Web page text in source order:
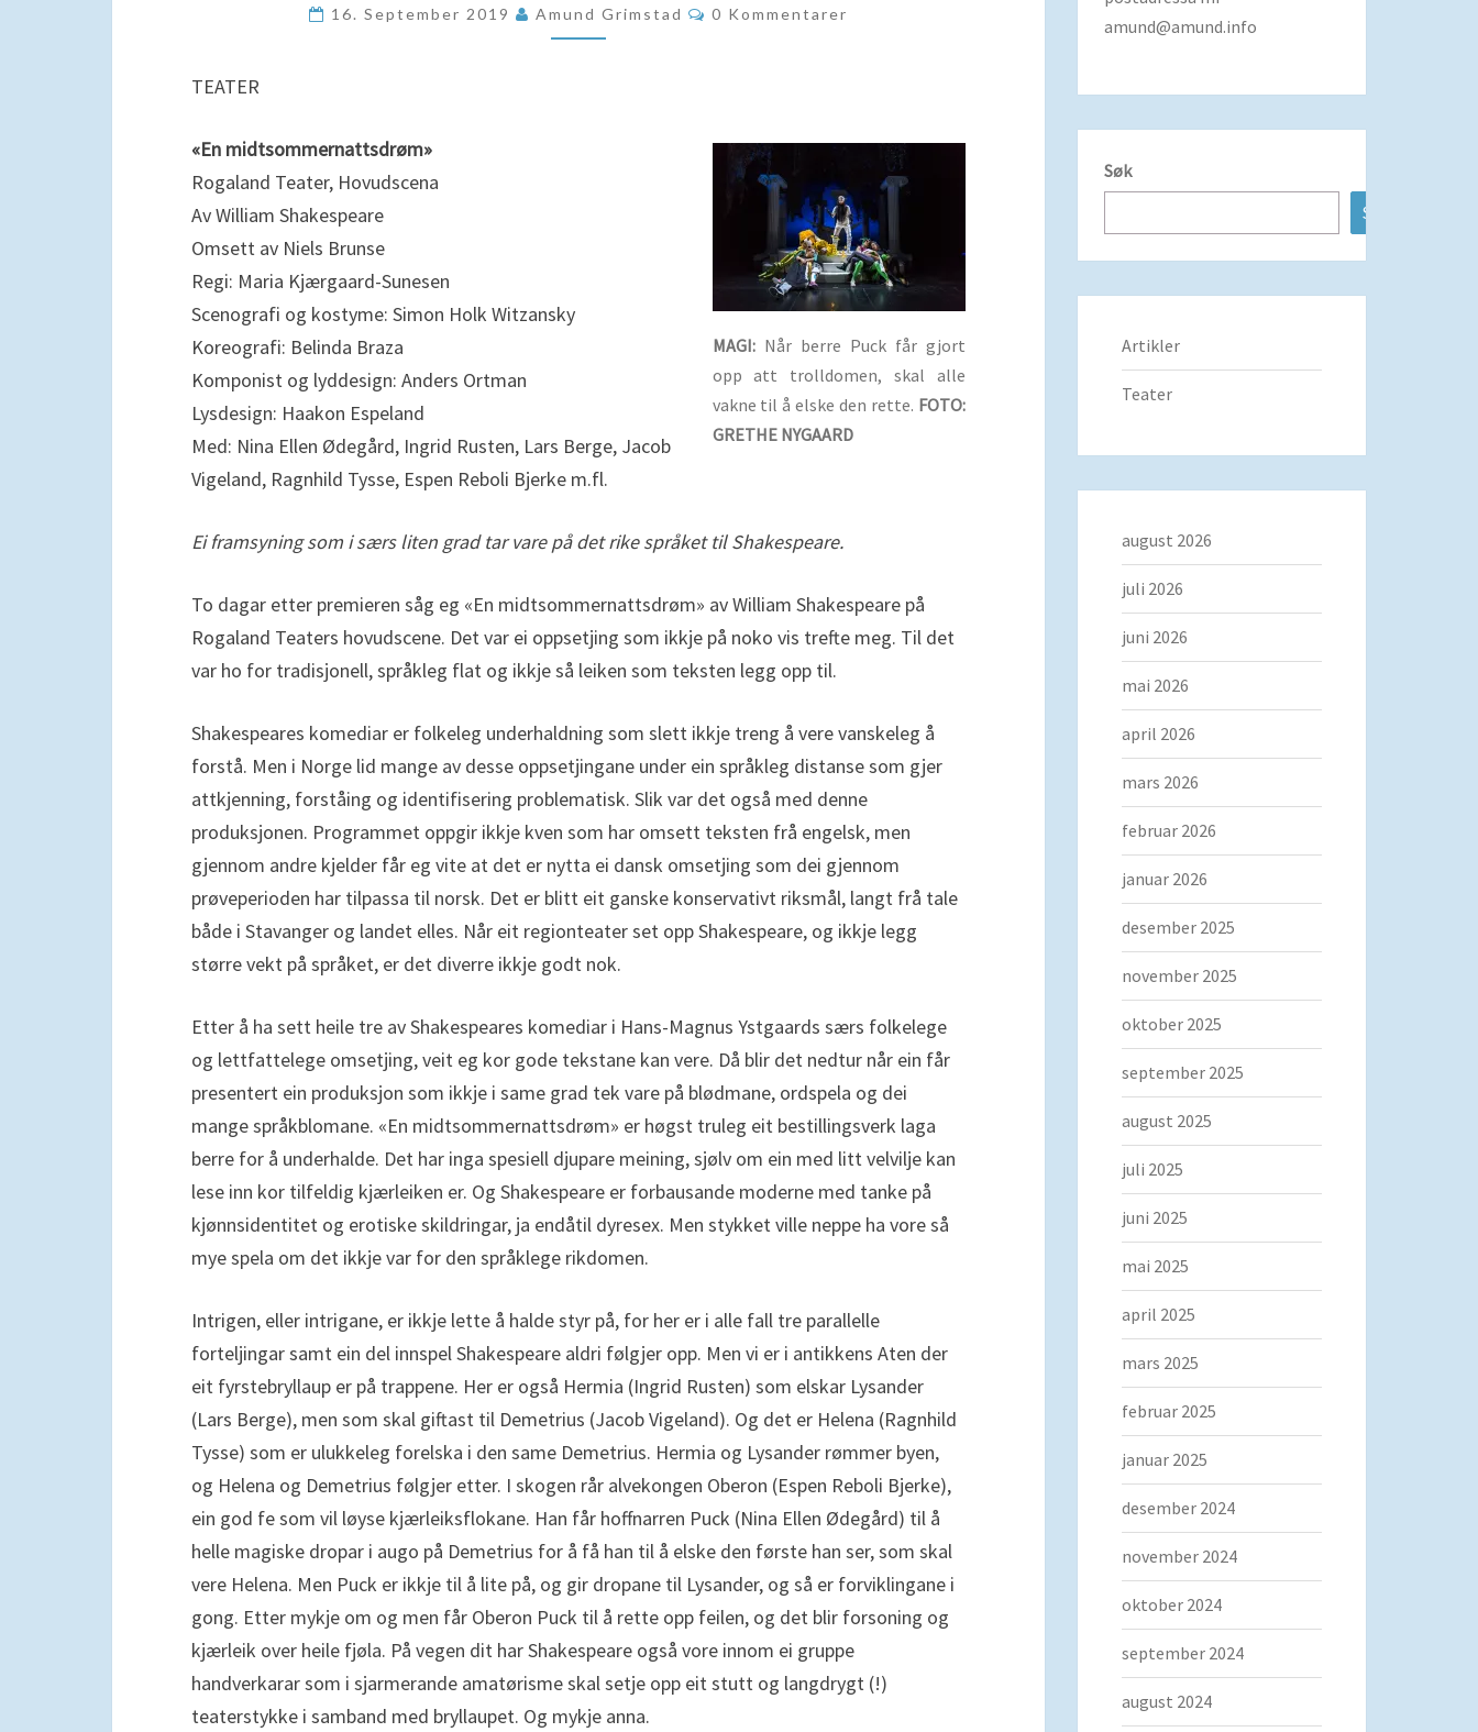
16. September 2019 Amund Grimstad Kommentarer
0 Kommentarer
TEATER
MAGI: Når berre Puck får gjort
opp att trolldomen, skal alle
vakne til å elske den rette. FOTO:
GRETHE NYGAARD
«En midtsommernattsdrøm»
Rogaland Teater, Hovudscena
Av William Shakespeare
Omsett av Niels Brunse
Regi: Maria Kjærgaard-Sunesen
Scenografi og kostyme: Simon Holk Witzansky
Koreografi: Belinda Braza
Komponist og lyddesign: Anders Ortman
Lysdesign: Haakon Espeland
Med: Nina Ellen Ødegård, Ingrid Rusten, Lars Berge, Jacob
Vigeland, Ragnhild Tysse, Espen Reboli Bjerke m.fl.
Ei framsyning som i særs liten grad tar vare på det rike språket til Shakespeare.
To dagar etter premieren såg eg «En midtsommernattsdrøm» av William Shakespeare på
Rogaland Teaters hovudscene. Det var ei oppsetjing som ikkje på noko vis trefte meg. Til det
var ho for tradisjonell, språkleg flat og ikkje så leiken som teksten legg opp til.
Shakespeares komediar er folkeleg underhaldning som slett ikkje treng å vere vanskeleg å
forstå. Men i Norge lid mange av desse oppsetjingane under ein språkleg distanse som gjer
attkjenning, forståing og identifisering problematisk. Slik var det også med denne
produksjonen. Programmet oppgir ikkje kven som har omsett teksten frå engelsk, men
gjennom andre kjelder får eg vite at det er nytta ei dansk omsetjing som dei gjennom
prøveperioden har tilpassa til norsk. Det er blitt eit ganske konservativt riksmål, langt frå tale
både i Stavanger og landet elles. Når eit regionteater set opp Shakespeare, og ikkje legg
større vekt på språket, er det diverre ikkje godt nok.
Etter å ha sett heile tre av Shakespeares komediar i Hans-Magnus Ystgaards særs folkelege
og lettfattelege omsetjing, veit eg kor gode tekstane kan vere. Då blir det nedtur når ein får
presentert ein produksjon som ikkje i same grad tek vare på blødmane, ordspela og dei
mange språkblomane. «En midtsommernattsdrøm» er høgst truleg eit bestillingsverk laga
berre for å underhalde. Det har inga spesiell djupare meining, sjølv om ein med litt velvilje kan
lese inn kor tilfeldig kjærleiken er. Og Shakespeare er forbausande moderne med tanke på
kjønnsidentitet og erotiske skildringar, ja endåtil dyresex. Men stykket ville neppe ha vore så
mye spela om det ikkje var for den språklege rikdomen.
Intrigen, eller intrigane, er ikkje lette å halde styr på, for her er i alle fall tre parallelle
forteljingar samt ein del innspel Shakespeare aldri følgjer opp. Men vi er i antikkens Aten der
eit fyrstebryllaup er på trappene. Her er også Hermia (Ingrid Rusten) som elskar Lysander
(Lars Berge), men som skal giftast til Demetrius (Jacob Vigeland). Og det er Helena (Ragnhild
Tysse) som er ulukkeleg forelska i den same Demetrius. Hermia og Lysander rømmer byen,
og Helena og Demetrius følgjer etter. I skogen rår alvekongen Oberon (Espen Reboli Bjerke),
ein god fe som vil løyse kjærleiksflokane. Han får hoffnarren Puck (Nina Ellen Ødegård) til å
helle magiske dropar i augo på Demetrius for å få han til å elske den første han ser, som skal
vere Helena. Men Puck er ikkje til å lite på, og gir dropane til Lysander, og så er forviklingane i
gong. Etter mykje om og men får Oberon Puck til å rette opp feilen, og det blir forsoning og
kjærleik over heile fjøla. På vegen dit har Shakespeare også vore innom ei gruppe
handverkarar som i sjarmerande amatørisme skal setje opp eit stutt og langdrygt (!)
teaterstykke i samband med bryllaupet. Og mykje anna.
amund@amund.info
Søk
Søk
Artikler
Teater
august 2026
juli 2026
juni 2026
mai 2026
april 2026
mars 2026
februar 2026
januar 2026
desember 2025
november 2025
oktober 2025
september 2025
august 2025
juli 2025
juni 2025
mai 2025
april 2025
mars 2025
februar 2025
januar 2025
desember 2024
november 2024
oktober 2024
september 2024
august 2024